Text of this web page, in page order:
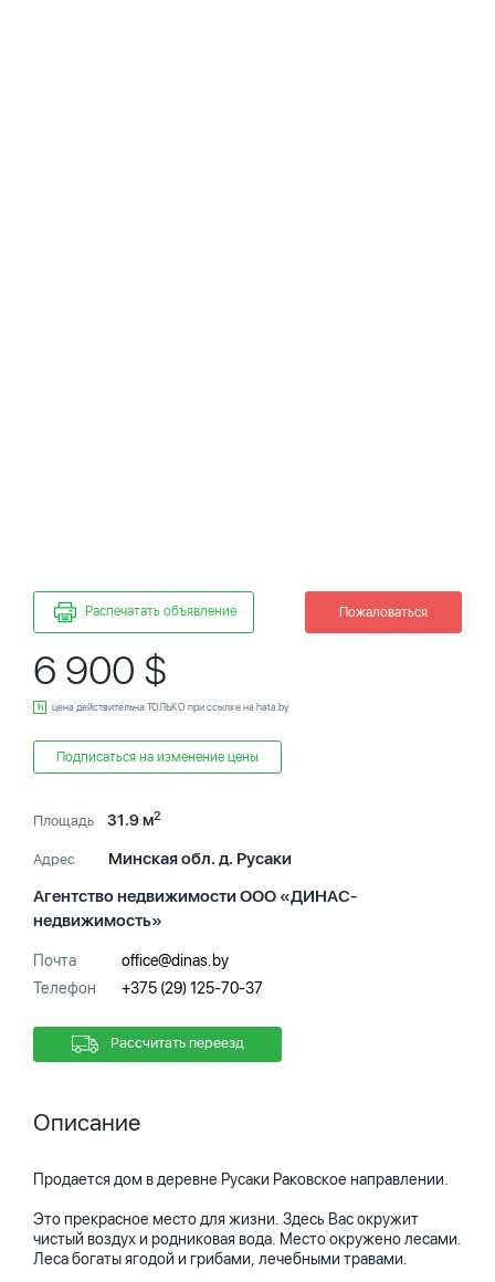
Распечатать объявление Пожаловаться
6 900 $
цена действительна ТОЛЬКО при ссылке на hata.by
Подписаться на изменение цены
Площадь 31.9 м2
Адрес
Минская обл. д. Русаки
Агентство недвижимости ООО «ДИНАС-
недвижимость»
Почта
office@dinas.by
Телефон
+375 (29) 125-70-37
Рассчитать переезд
Описание
Продается дом в деревне Русаки Раковское направлении.
Это прекрасное место для жизни. Здесь Вас окружит
чистый воздух и родниковая вода. Место окружено лесами.
Леса богаты ягодой и грибами, лечебными травами.